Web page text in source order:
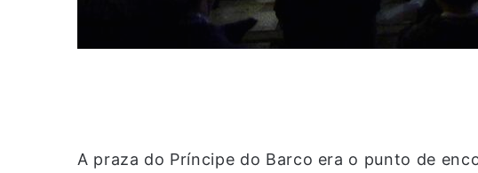
A praza do Príncipe do Barco era o punto de